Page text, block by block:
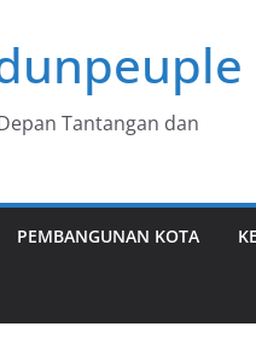
Tantangan dan
PEMBANGUNAN KOTA